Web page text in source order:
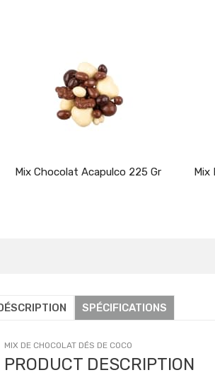
Mix Chocolat Acapulco 225 Gr Mix
SPÉCIFICATIONS
MIX DE CHOCOLAT DÉS DE COCO
PRODUCT DESCRIPTION